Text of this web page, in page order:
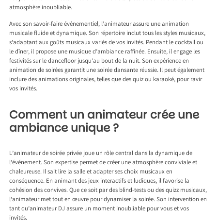
atmosphère inoubliable.
Avec son savoir-faire événementiel, l’animateur assure une animation
musicale fluide et dynamique. Son répertoire inclut tous les styles musicaux,
s’adaptant aux goûts musicaux variés de vos invités. Pendant le cocktail ou
le dîner, il propose une musique d’ambiance raffinée. Ensuite, il engage les
festivités sur le dancefloor jusqu’au bout de la nuit. Son expérience en
animation de soirées garantit une soirée dansante réussie. Il peut également
inclure des animations originales, telles que des quiz ou karaoké, pour ravir
vos invités.
Comment un animateur crée une
ambiance unique ?
L’animateur de soirée privée joue un rôle central dans la dynamique de
l’événement. Son expertise permet de créer une atmosphère conviviale et
chaleureuse. Il sait lire la salle et adapter ses choix musicaux en
conséquence. En animant des jeux interactifs et ludiques, il favorise la
cohésion des convives. Que ce soit par des blind-tests ou des quizz musicaux,
l’animateur met tout en œuvre pour dynamiser la soirée. Son intervention en
tant qu’animateur DJ assure un moment inoubliable pour vous et vos
invités.